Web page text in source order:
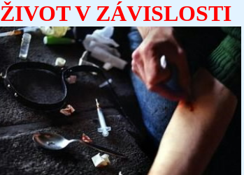
ŽIVOT V ZÁVISLOSTI